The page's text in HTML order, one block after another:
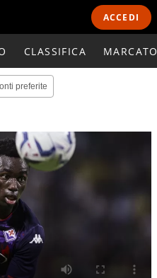
ACCEDI
CLASSIFICA
preferite